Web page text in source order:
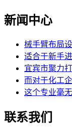
新闻中心
械手臂布局
适合于新手
宜宾市聚力
而对于化工
这个专业毫
联系我们